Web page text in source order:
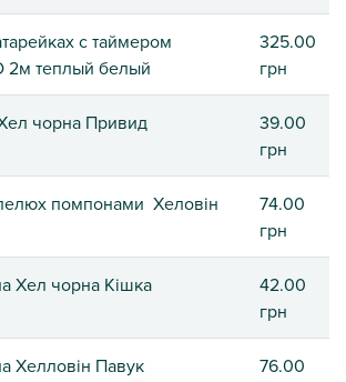
с таймером
2м теплый белый
325.00
грн
чорна Привид
39.00
грн
помпонами Хеловін
74.00
грн
Хел чорна Кішка
42.00
грн
Хелловін Павук
76.00